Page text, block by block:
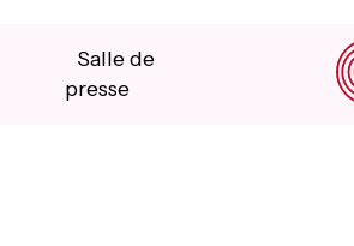
Salle de
presse